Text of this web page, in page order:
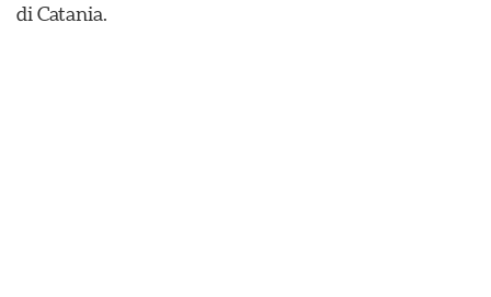
di Catania.